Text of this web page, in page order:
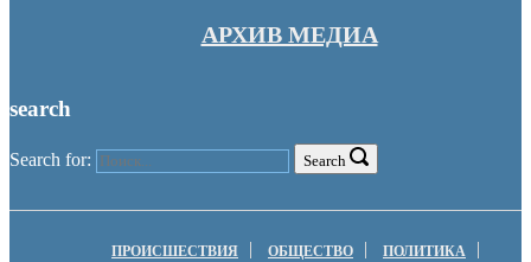
АРХИВ МЕДИА
search
Search for: Search
ПРОИСШЕСТВИЯ ОБЩЕСТВО ПОЛИТИКА